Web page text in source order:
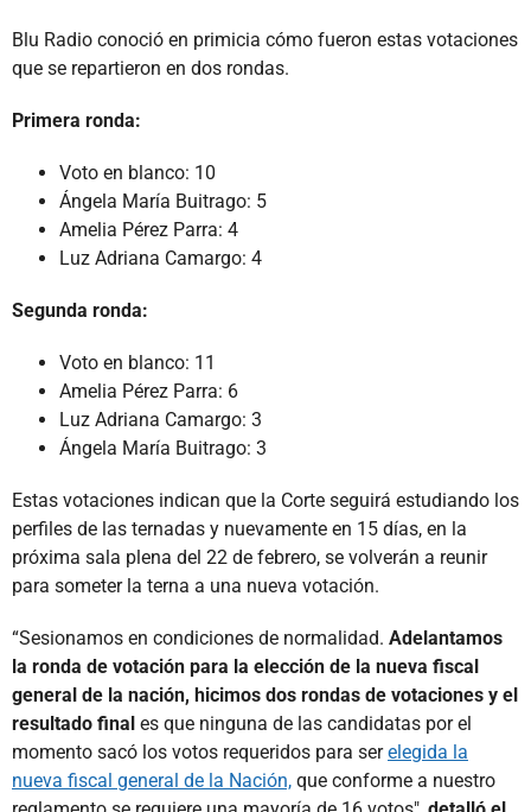
Blu Radio conoció en primicia cómo fueron estas votaciones
que se repartieron en dos rondas.
Primera ronda:
Voto en blanco: 10
Ángela María Buitrago: 5
Amelia Pérez Parra: 4
Luz Adriana Camargo: 4
Segunda ronda:
Voto en blanco: 11
Amelia Pérez Parra: 6
Luz Adriana Camargo: 3
Ángela María Buitrago: 3
Estas votaciones indican que la Corte seguirá estudiando los
perfiles de las ternadas y nuevamente en 15 días, en la
próxima sala plena del 22 de febrero, se volverán a reunir
para someter la terna a una nueva votación.
“Sesionamos en condiciones de normalidad. Adelantamos
la ronda de votación para la elección de la nueva fiscal
general de la nación, hicimos dos rondas de votaciones y el
resultado final es que ninguna de las candidatas por el
momento sacó los votos requeridos para serelegida la
nueva fiscal general de la Nación, que conforme a nuestro